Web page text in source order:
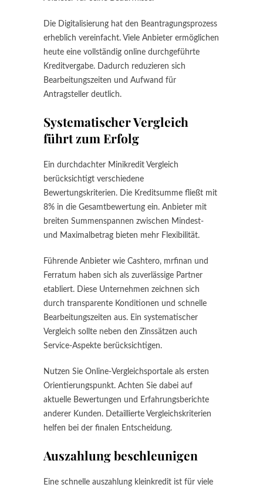
Die Digitalisierung hat den Beantragungsprozess
erheblich vereinfacht. Viele Anbieter ermöglichen
heute eine vollständig online durchgeführte
Kreditvergabe. Dadurch reduzieren sich
Bearbeitungszeiten und Aufwand für
Antragsteller deutlich.
Systematischer Vergleich
führt zum Erfolg
Ein durchdachter Minikredit Vergleich
berücksichtigt verschiedene
Bewertungskriterien. Die Kreditsumme fließt mit
8% in die Gesamtbewertung ein. Anbieter mit
breiten Summenspannen zwischen Mindest-
und Maximalbetrag bieten mehr Flexibilität.
Führende Anbieter wie Cashtero, mrfinan und
Ferratum haben sich als zuverlässige Partner
etabliert. Diese Unternehmen zeichnen sich
durch transparente Konditionen und schnelle
Bearbeitungszeiten aus. Ein systematischer
Vergleich sollte neben den Zinssätzen auch
Service-Aspekte berücksichtigen.
Nutzen Sie Online-Vergleichsportale als ersten
Orientierungspunkt. Achten Sie dabei auf
aktuelle Bewertungen und Erfahrungsberichte
anderer Kunden. Detaillierte Vergleichskriterien
helfen bei der finalen Entscheidung.
Auszahlung beschleunigen
Eine schnelle auszahlung kleinkredit ist für viele